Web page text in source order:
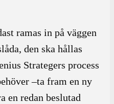
ramas in på väggen
den ska hållas
Strategers process
–ta fram en ny
en redan beslutad